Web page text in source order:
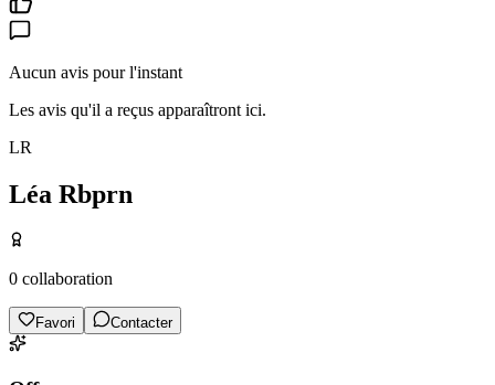
Aucun avis pour l'instant
Les avis qu'il a reçus apparaîtront ici.
LR
Léa Rbprn
0 collaboration
Favori Contacter